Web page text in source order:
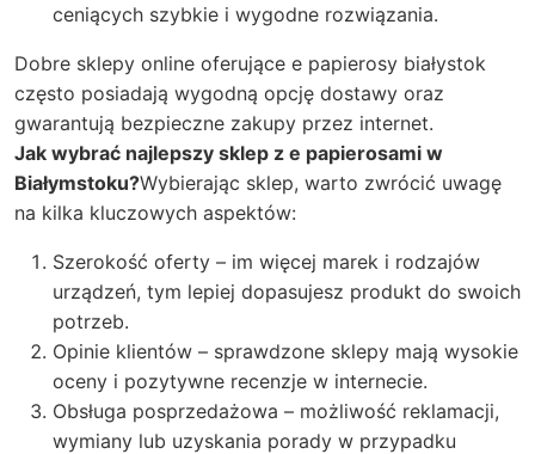
ceniących szybkie i wygodne rozwiązania.
Dobre sklepy online oferujące e papierosy białystok
często posiadają wygodną opcję dostawy oraz
gwarantują bezpieczne zakupy przez internet.
Jak wybrać najlepszy sklep z e papierosami w
Białymstoku?Wybierając sklep, warto zwrócić uwagę
na kilka kluczowych aspektów:
Szerokość oferty – im więcej marek i rodzajów
urządzeń, tym lepiej dopasujesz produkt do swoich
potrzeb.
Opinie klientów – sprawdzone sklepy mają wysokie
oceny i pozytywne recenzje w internecie.
Obsługa posprzedażowa – możliwość reklamacji,
wymiany lub uzyskania porady w przypadku